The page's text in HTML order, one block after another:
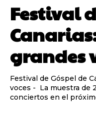
Festival
grandes
Festival de Góspel de
voces - La muestra de 2022 organiza más de quince
conciertos en el